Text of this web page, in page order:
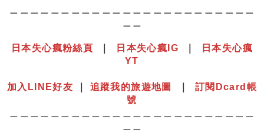
日本失心瘋粉絲頁 日本失心瘋IG
日本失心瘋
YT
加入LINE好友
追蹤我的旅遊地圖
訂閱Dcard帳
號